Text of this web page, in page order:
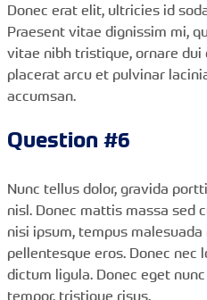
Donec erat elit, ultricies id
Praesent vitae dignissim mi,
vitae nibh tristique, ornare dui
placerat arcu et pulvinar
accumsan.
Question #6
Nunc tellus dolor, gravida
nisl. Donec mattis massa sed
nisi ipsum, tempus
pellentesque eros. Donec nec
dictum ligula. Donec eget
tempor, tristique risus.